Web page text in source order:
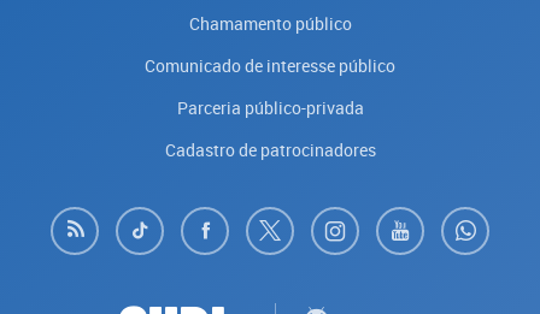
Chamamento público
Comunicado de interesse público
Parceria público-privada
Cadastro de patrocinadores